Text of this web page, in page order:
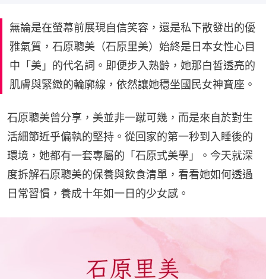
無論是在螢幕前展現自信笑容，還是私下散發出的優
雅氣質，石原聰美（石原里美）始終是日本女性心目
中「美」的代名詞。即便步入熟齡，她那白皙透亮的
肌膚與緊緻的輪廓線，依然讓她穩坐國民女神寶座。
石原聰美曾分享，美並非一蹴可幾，而是來自於對生
活細節近乎偏執的堅持。從回家的第一秒到入睡後的
環境，她都有一套專屬的「石原式美學」。今天就深
度拆解石原聰美的保養與飲食清單，看看她如何透過
日常習慣，養成十年如一日的少女感。